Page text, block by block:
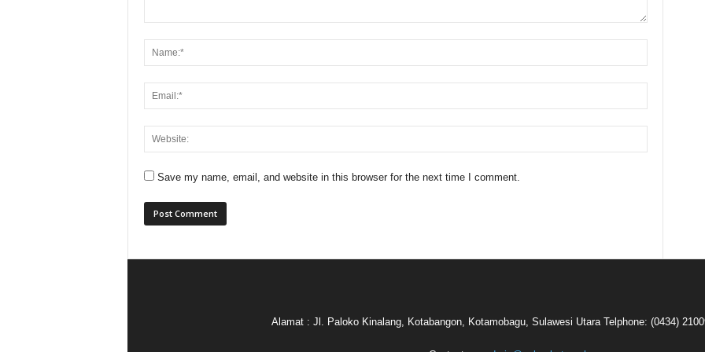
Save my name, email, and website in this browser for the next time I comment.
Alamat : Jl. Paloko Kinalang, Kotabangon, Kotamobagu, Sulawesi Utara Telphone: (0434)